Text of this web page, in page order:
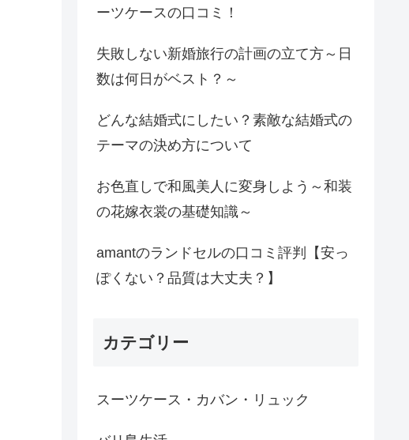
ーツケースの口コミ！
失敗しない新婚旅行の計画の立て方～日
数は何日がベスト？～
どんな結婚式にしたい？素敵な結婚式の
テーマの決め方について
お色直しで和風美人に変身しよう～和装
の花嫁衣裳の基礎知識～
amantのランドセルの口コミ評判【安っ
ぽくない？品質は大丈夫？】
カテゴリー
スーツケース・カバン・リュック